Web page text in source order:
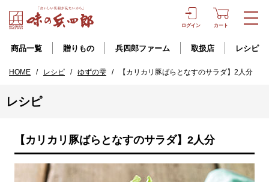
ログイン カート
商品一覧 贈りもの 兵四郎ファーム 取扱店 レシピ
HOME / レシピ / ゆずの雫 / 【カリカリ豚ばらとなすのサラダ】2人分
レシピ
【カリカリ豚ばらとなすのサラダ】2人分